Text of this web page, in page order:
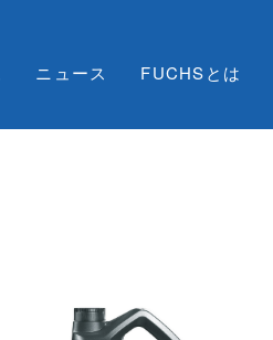
ニュース FUCHSとは